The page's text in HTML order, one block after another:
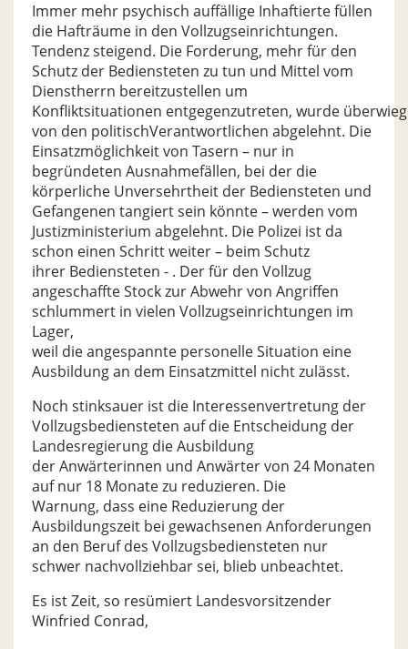
Immer mehr psychisch auffällige Inhaftierte füllen
die Hafträume in den Vollzugseinrichtungen.
Tendenz steigend. Die Forderung, mehr für den
Schutz der Bediensteten zu tun und Mittel vom
Dienstherrn bereitzustellen um
Konfliktsituationen entgegenzutreten, wurde
von den politischVerantwortlichen abgelehnt. Die
Einsatzmöglichkeit von Tasern – nur in
begründeten Ausnahmefällen, bei der die
körperliche Unversehrtheit der Bediensteten und
Gefangenen tangiert sein könnte – werden vom
Justizministerium abgelehnt. Die Polizei ist da
schon einen Schritt weiter – beim Schutz
ihrer Bediensteten - . Der für den Vollzug
angeschaffte Stock zur Abwehr von Angriffen
schlummert in vielen Vollzugseinrichtungen im
Lager,
weil die angespannte personelle Situation eine
Ausbildung an dem Einsatzmittel nicht zulässt.
Noch stinksauer ist die Interessenvertretung der
Vollzugsbediensteten auf die Entscheidung der
Landesregierung die Ausbildung
der Anwärterinnen und Anwärter von 24 Monaten
auf nur 18 Monate zu reduzieren. Die
Warnung, dass eine Reduzierung der
Ausbildungszeit bei gewachsenen Anforderungen
an den Beruf des Vollzugsbediensteten nur
schwer nachvollziehbar sei, blieb unbeachtet.
Es ist Zeit, so resümiert Landesvorsitzender
Winfried Conrad,